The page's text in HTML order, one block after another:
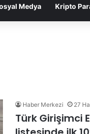
Medya Kripto
Haber Merkezi 27
Türk Girişimci